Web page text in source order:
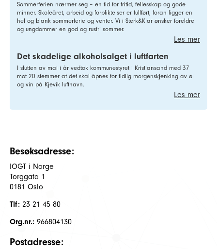
Sommerferien nærmer seg – en tid for fritid, fellesskap og gode
minner. Skoleåret, arbeid og forpliktelser er fullført, foran ligger en
hel og blank sommerferie og venter. Vi i Sterk&Klar ønsker foreldre
og ungdommer en god og rusfri sommer.
Les mer
Det skadelige alkoholsalget i luftfarten
I slutten av mai i år vedtok kommunestyret i Kristiansand med 37
mot 20 stemmer at det skal åpnes for tidlig morgenskjenking av øl
og vin på Kjevik lufthavn.
Les mer
Besøksadresse:
IOGT i Norge
Torggata 1
0181 Oslo
Tlf: 23 21 45 80
Org.nr.: 966804130
Postadresse: